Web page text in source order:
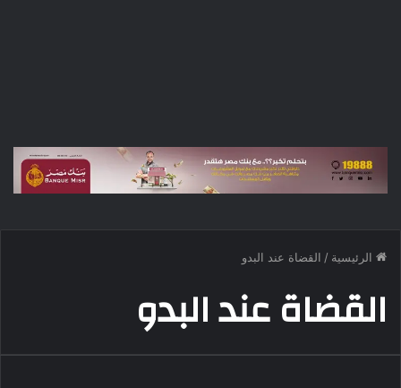
الرئيسية / القضاة عند البدو
القضاة عند البدو